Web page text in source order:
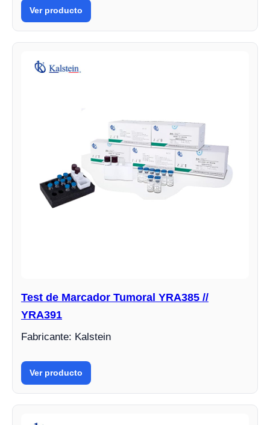
Ver producto
Test de Marcador Tumoral YRA385 //
YRA391
Fabricante: Kalstein
Ver producto